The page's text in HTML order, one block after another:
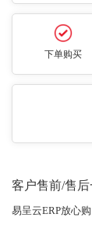
下单购买
客户售前/售
易呈云ERP放心